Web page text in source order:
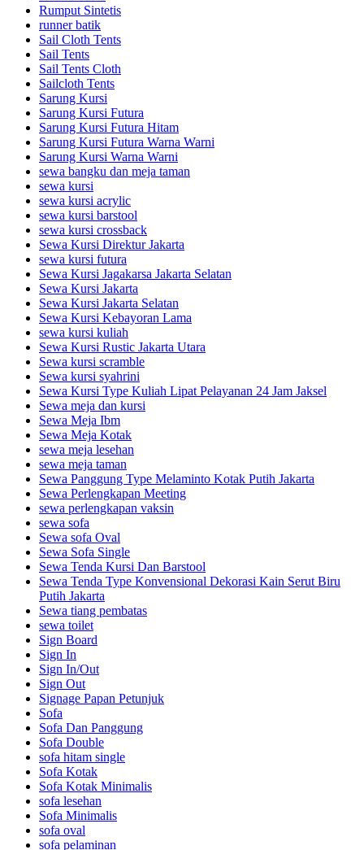
Rumput Sintetis
runner batik
Sail Cloth Tents
Sail Tents
Sail Tents Cloth
Sailcloth Tents
Sarung Kursi
Sarung Kursi Futura
Sarung Kursi Futura Hitam
Sarung Kursi Futura Warna Warni
Sarung Kursi Warna Warni
sewa bangku dan meja taman
sewa kursi
sewa kursi acrylic
sewa kursi barstool
sewa kursi crossback
Sewa Kursi Direktur Jakarta
sewa kursi futura
Sewa Kursi Jagakarsa Jakarta Selatan
Sewa Kursi Jakarta
Sewa Kursi Jakarta Selatan
Sewa Kursi Kebayoran Lama
sewa kursi kuliah
Sewa Kursi Rustic Jakarta Utara
Sewa kursi scramble
Sewa kursi syahrini
Sewa Kursi Type Kuliah Lipat Pelayanan 24 Jam Jaksel
Sewa meja dan kursi
Sewa Meja Ibm
Sewa Meja Kotak
sewa meja lesehan
sewa meja taman
Sewa Panggung Type Melaminto Kotak Putih Jakarta
Sewa Perlengkapan Meeting
sewa perlengkapan vaksin
sewa sofa
Sewa sofa Oval
Sewa Sofa Single
Sewa Tenda Kursi Dan Barstool
Sewa Tenda Type Konvensional Dekorasi Kain Serut Biru
Putih Jakarta
Sewa tiang pembatas
sewa toilet
Sign Board
Sign In
Sign In/Out
Sign Out
Signage Papan Petunjuk
Sofa
Sofa Dan Panggung
Sofa Double
sofa hitam single
Sofa Kotak
Sofa Kotak Minimalis
sofa lesehan
Sofa Minimalis
sofa oval
sofa pelaminan